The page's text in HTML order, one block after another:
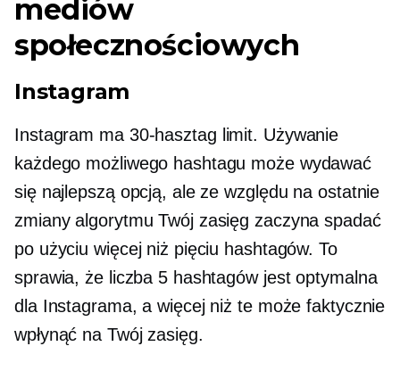
mediów
społecznościowych
Instagram
Instagram ma 30-hasztag limit. Używanie
każdego możliwego hashtagu może wydawać
się najlepszą opcją, ale ze względu na ostatnie
zmiany algorytmu Twój zasięg zaczyna spadać
po użyciu więcej niż pięciu hashtagów. To
sprawia, że ​​liczba 5 hashtagów jest optymalna
dla Instagrama, a więcej niż te może faktycznie
wpłynąć na Twój zasięg.